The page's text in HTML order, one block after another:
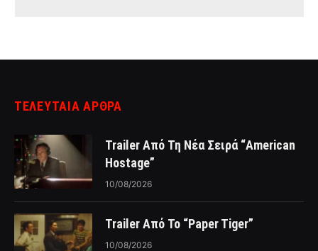
ΤΕΛΕΥΤΑΙΑ ΑΡΘΡΑ
Trailer Από Τη Νέα Σειρά “American
Hostage”
10/08/2026
Trailer Από Το “Paper Tiger”
10/08/2026